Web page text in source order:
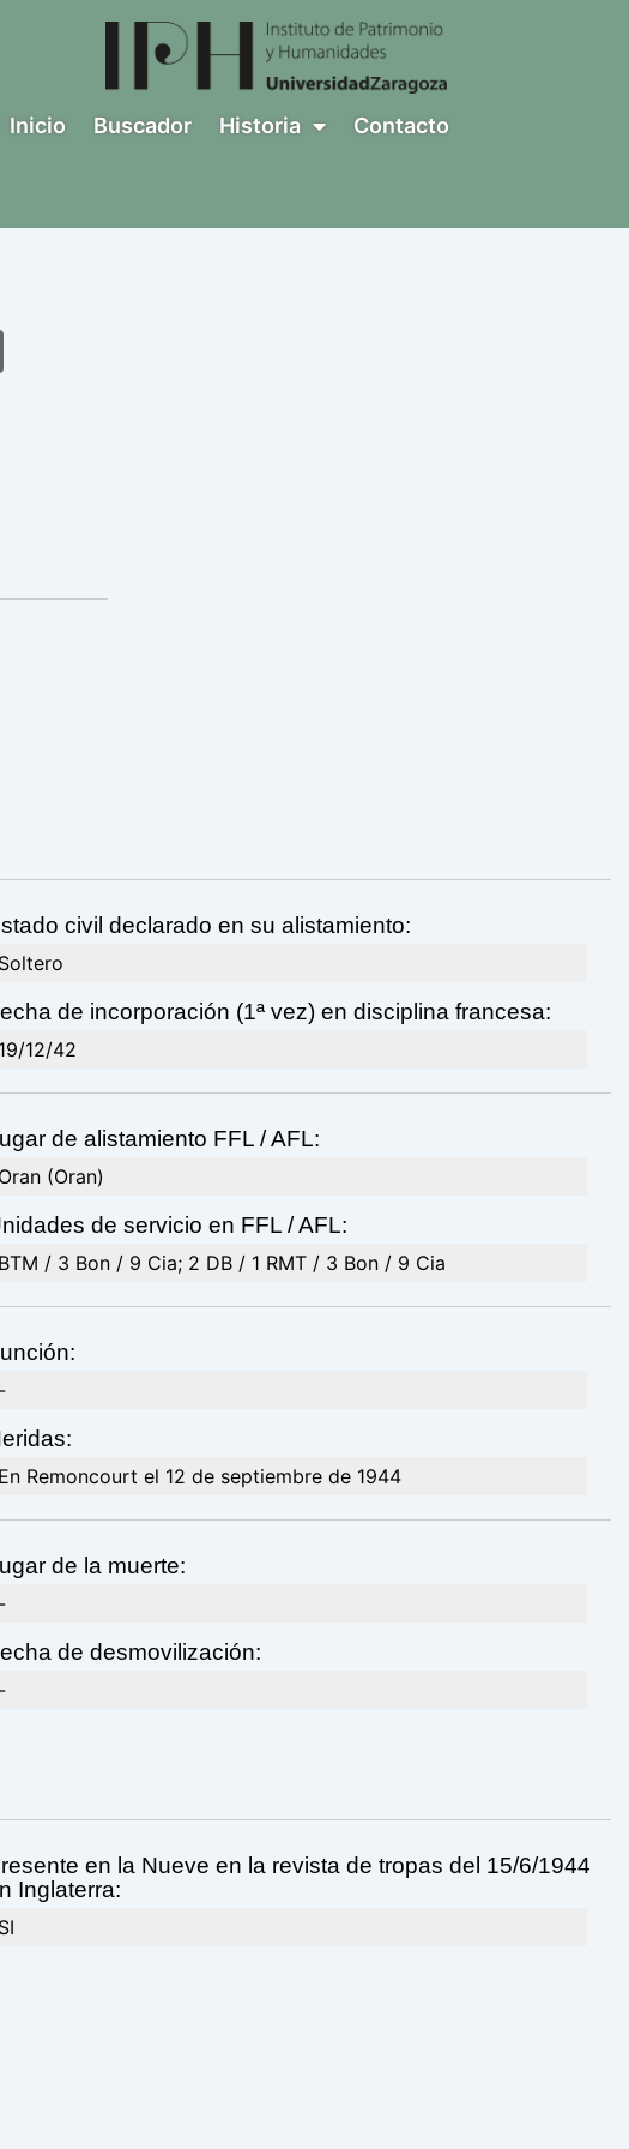
Inicio Buscador Historia Contacto
civil declarado en su alistamiento:
Soltero
de incorporación (1ª vez) en disciplina francesa:
19/12/42
de alistamiento FFL / AFL:
Oran (Oran)
de servicio en FFL / AFL:
BTM / 3 Bon / 9 Cia; 2 DB / 1 RMT / 3 Bon / 9 Cia
-
En Remoncourt el 12 de septiembre de 1944
de la muerte:
-
de desmovilización:
-
en la Nueve en la revista de tropas del 15/6/1944
Inglaterra:
SI